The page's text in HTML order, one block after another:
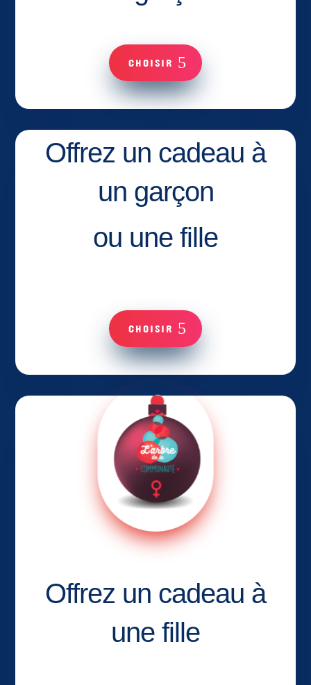
CHOISIR
Offrez un cadeau à
un garçon
ou une fille
CHOISIR
Offrez un cadeau à
une fille